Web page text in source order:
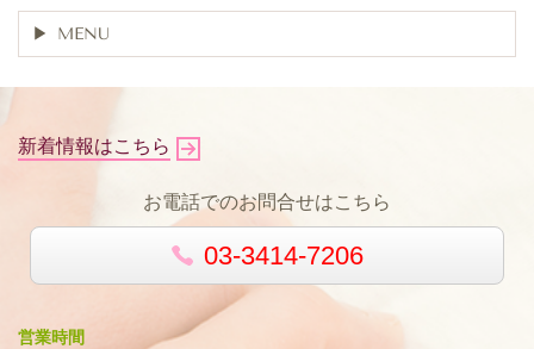
MENU
新着情報はこちら
お電話でのお問合せはこちら
03-3414-7206
営業時間